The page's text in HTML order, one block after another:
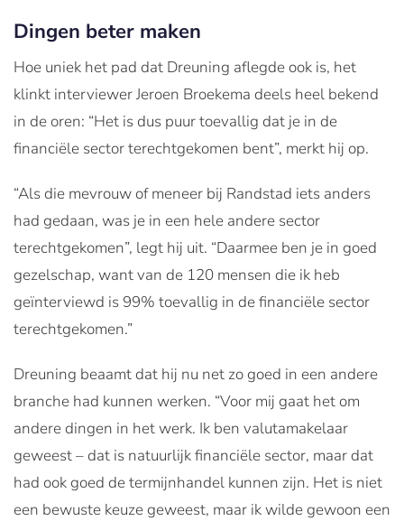
Dingen beter maken
Hoe uniek het pad dat Dreuning aflegde ook is, het
klinkt interviewer Jeroen Broekema deels heel bekend
in de oren: “Het is dus puur toevallig dat je in de
financiële sector terechtgekomen bent”, merkt hij op.
“Als die mevrouw of meneer bij Randstad iets anders
had gedaan, was je in een hele andere sector
terechtgekomen”, legt hij uit. “Daarmee ben je in goed
gezelschap, want van de 120 mensen die ik heb
geïnterviewd is 99% toevallig in de financiële sector
terechtgekomen.”
Dreuning beaamt dat hij nu net zo goed in een andere
branche had kunnen werken. “Voor mij gaat het om
andere dingen in het werk. Ik ben valutamakelaar
geweest – dat is natuurlijk financiële sector, maar dat
had ook goed de termijnhandel kunnen zijn. Het is niet
een bewuste keuze geweest, maar ik wilde gewoon een